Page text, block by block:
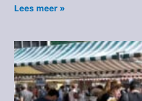
Lees meer »